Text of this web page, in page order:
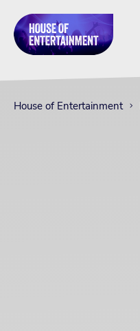
House of Entertainment